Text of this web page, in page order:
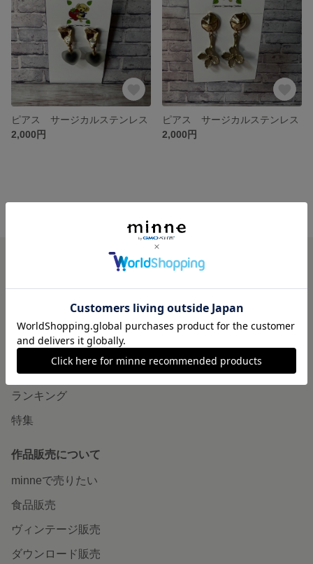
ピアス サージカルステンレス
2,000円
ピアス サージカルステンレス
2,000円
minneで買いたい
作品をさがす
ショップをさがす
ランキング
特集
作品販売について
minneで売りたい
食品販売
ヴィンテージ販売
ダウンロード販売